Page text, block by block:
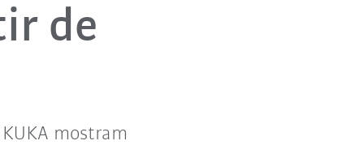
de
mostram